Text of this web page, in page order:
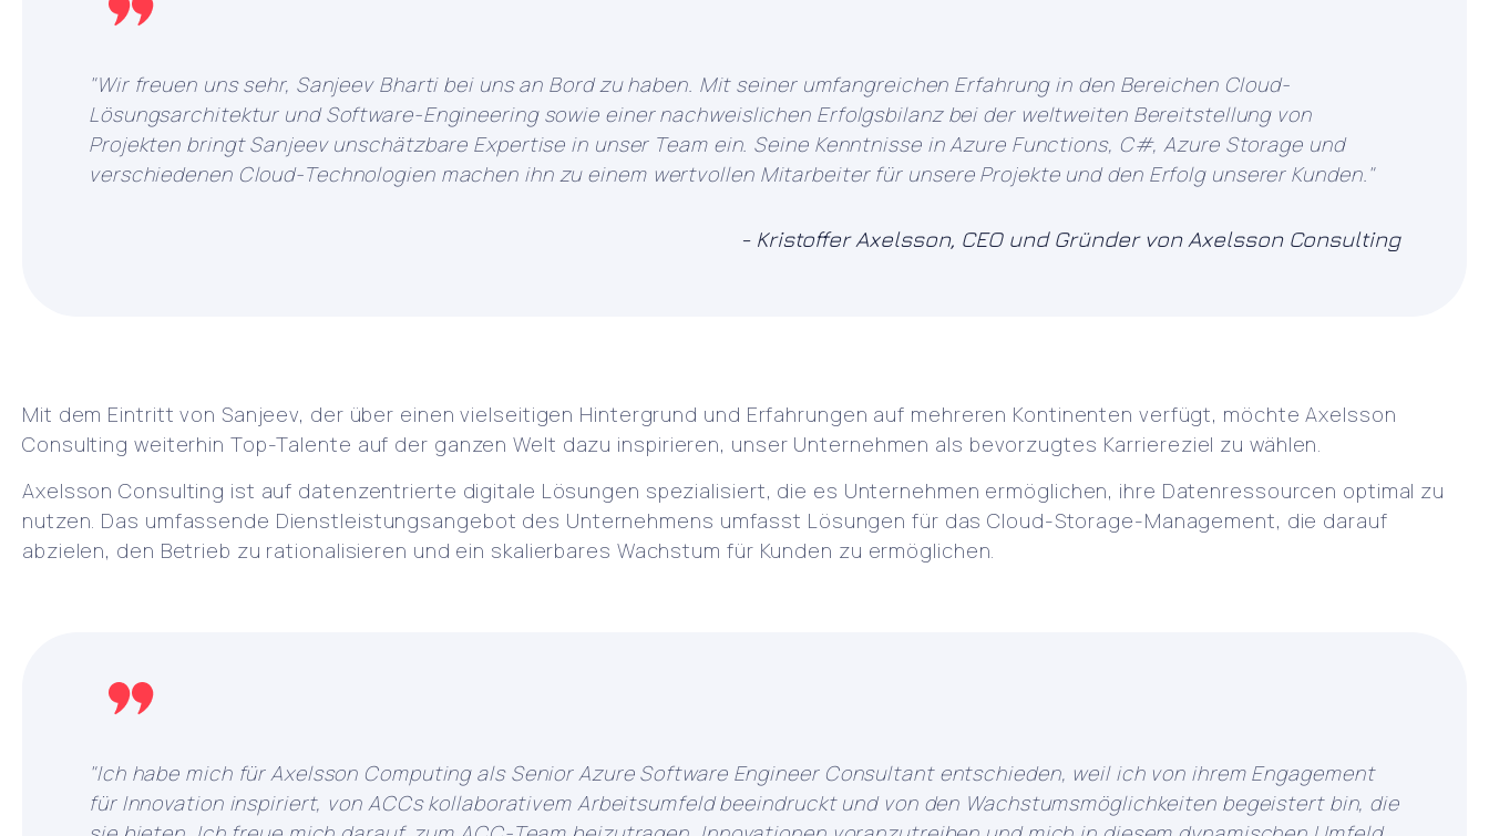
"Wir freuen uns sehr, Sanjeev Bharti bei uns an Bord zu haben. Mit seiner umfangreichen Erfahrung in den Bereichen Cloud-
Lösungsarchitektur und Software-Engineering sowie einer nachweislichen Erfolgsbilanz bei der weltweiten Bereitstellung von
Projekten bringt Sanjeev unschätzbare Expertise in unser Team ein. Seine Kenntnisse in Azure Functions, C#, Azure Storage und
verschiedenen Cloud-Technologien machen ihn zu einem wertvollen Mitarbeiter für unsere Projekte und den Erfolg unserer Kunden."
- Kristoffer Axelsson, CEO und Gründer von Axelsson Consulting
Mit dem Eintritt von Sanjeev, der über einen vielseitigen Hintergrund und Erfahrungen auf mehreren Kontinenten verfügt, möchte Axelsson
Consulting weiterhin Top-Talente auf der ganzen Welt dazu inspirieren, unser Unternehmen als bevorzugtes Karriereziel zu wählen.
Axelsson Consulting ist auf datenzentrierte digitale Lösungen spezialisiert, die es Unternehmen ermöglichen, ihre Datenressourcen optimal zu
nutzen. Das umfassende Dienstleistungsangebot des Unternehmens umfasst Lösungen für das Cloud-Storage-Management, die darauf
abzielen, den Betrieb zu rationalisieren und ein skalierbares Wachstum für Kunden zu ermöglichen.
"Ich habe mich für Axelsson Computing als Senior Azure Software Engineer Consultant entschieden, weil ich von ihrem Engagement
für Innovation inspiriert, von ACCs kollaborativem Arbeitsumfeld beeindruckt und von den Wachstumsmöglichkeiten begeistert bin, die